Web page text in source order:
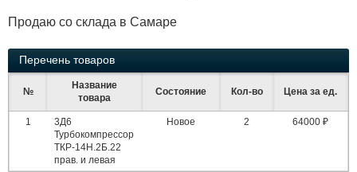
Работа
Журнал
Реклама
Материалы
Конференции
Выставки и семинары
Личности
Флот
Продаю со склада в Самаре
Перечень товаров
№
Название
товара
Состояние Кол-во Цена за ед.
1
3Д6
Турбокомпрессор
ТКР-14Н.2Б.22
прав. и левая
Новое 2 64000 ₽